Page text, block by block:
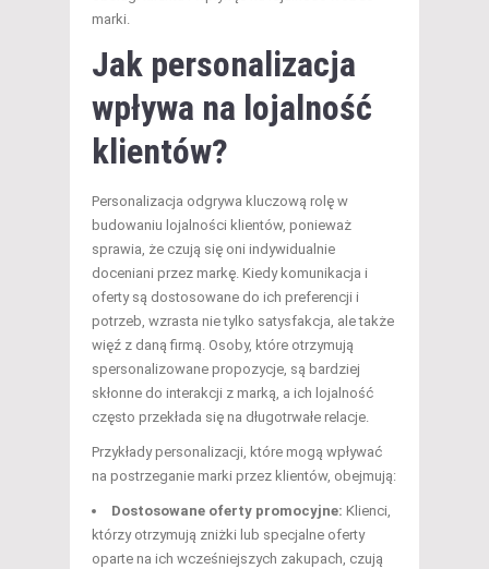
marki.
Jak personalizacja
wpływa na lojalność
klientów?
Personalizacja odgrywa kluczową rolę w
budowaniu lojalności klientów, ponieważ
sprawia, że czują się oni indywidualnie
doceniani przez markę. Kiedy komunikacja i
oferty są dostosowane do ich preferencji i
potrzeb, wzrasta nie tylko satysfakcja, ale także
więź z daną firmą. Osoby, które otrzymują
spersonalizowane propozycje, są bardziej
skłonne do interakcji z marką, a ich lojalność
często przekłada się na długotrwałe relacje.
Przykłady personalizacji, które mogą wpływać
na postrzeganie marki przez klientów, obejmują:
Dostosowane oferty promocyjne: Klienci,
którzy otrzymują zniżki lub specjalne oferty
oparte na ich wcześniejszych zakupach, czują